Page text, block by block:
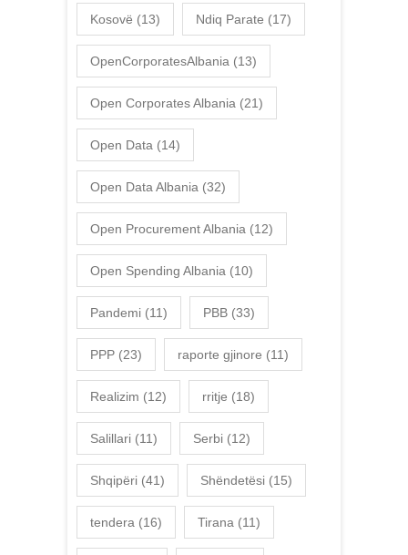
Kosovë (13) Ndiq Parate (17)
OpenCorporatesAlbania (13)
Open Corporates Albania (21)
Open Data (14)
Open Data Albania (32)
Open Procurement Albania (12)
Open Spending Albania (10)
Pandemi (11) PBB (33)
PPP (23) raporte gjinore (11)
Realizim (12) rritje (18)
Salillari (11) Serbi (12)
Shqipëri (41) Shëndetësi (15)
tendera (16) Tirana (11)